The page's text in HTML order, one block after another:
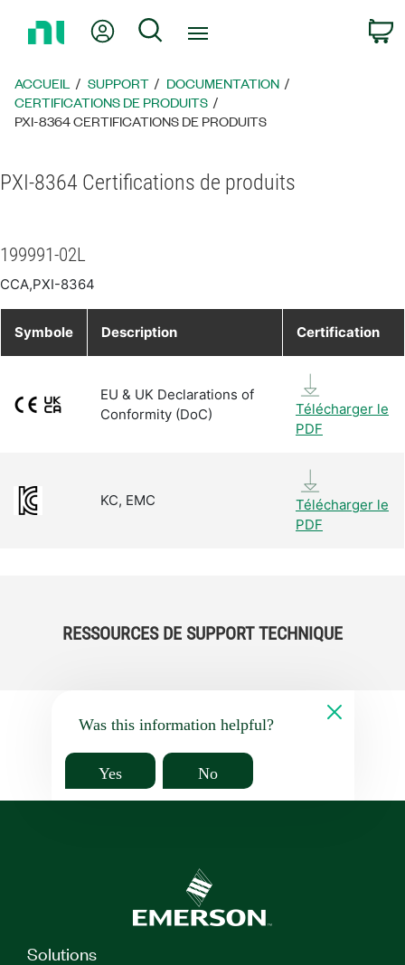
page
d’accueil
Mon compteRechercher
ACCUEIL SUPPORT
DOCUMENTATION
CERTIFICATIONS DE PRODUITS
PXI-8364 CERTIFICATIONS DE PRODUITS
PXI-8364 Certifications de produits
199991-02L
CCA,PXI-8364
Symbole Description Certification
EU & UK Declarations of
Conformity (DoC)
Télécharger le
PDF
KC, EMC
Télécharger le
PDF
RESSOURCES DE SUPPORT TECHNIQUE
Was this information helpful?
Yes No
Solutions